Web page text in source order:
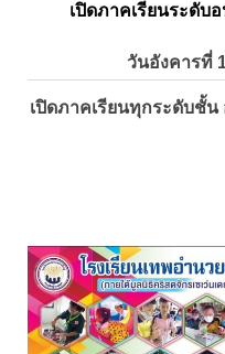
เปิดภาคเรียนระดับ
วันอังคารที่
เปิดภาคเรียนทุกระดับชั้